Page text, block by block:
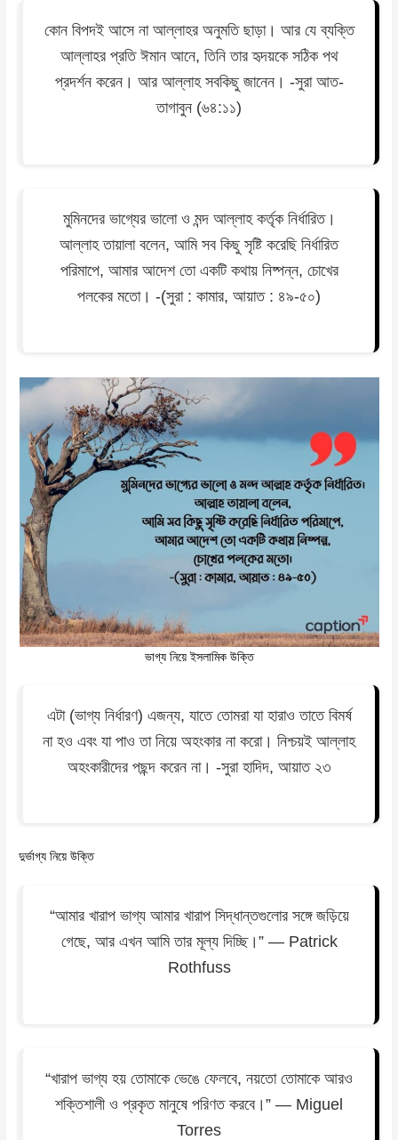
কোন বিপদই আসে না আল্লাহর অনুমতি ছাড়া। আর যে ব্যক্তি
আল্লাহর প্রতি ঈমান আনে, তিনি তার হৃদয়কে সঠিক পথ
প্রদর্শন করেন। আর আল্লাহ সবকিছু জানেন। -সুরা আত-
তাগাবুন (৬৪:১১)
মুমিনদের ভাগ্যের ভালো ও মন্দ আল্লাহ কর্তৃক নির্ধারিত।
আল্লাহ তায়ালা বলেন, আমি সব কিছু সৃষ্টি করেছি নির্ধারিত
পরিমাপে, আমার আদেশ তো একটি কথায় নিষ্পন্ন, চোখের
পলকের মতো। -(সুরা : কামার, আয়াত : ৪৯-৫০)
ভাগ্য নিয়ে ইসলামিক উক্তি
এটা (ভাগ্য নির্ধারণ) এজন্য, যাতে তোমরা যা হারাও তাতে বিমর্ষ
না হও এবং যা পাও তা নিয়ে অহংকার না করো। নিশ্চয়ই আল্লাহ
অহংকারীদের পছন্দ করেন না। -সুরা হাদিদ, আয়াত ২৩
দুর্ভাগ্য নিয়ে উক্তি
“আমার খারাপ ভাগ্য আমার খারাপ সিদ্ধান্তগুলোর সঙ্গে জড়িয়ে
গেছে, আর এখন আমি তার মূল্য দিচ্ছি।” — Patrick
Rothfuss
“খারাপ ভাগ্য হয় তোমাকে ভেঙে ফেলবে, নয়তো তোমাকে আরও
শক্তিশালী ও প্রকৃত মানুষে পরিণত করবে।” — Miguel
Torres